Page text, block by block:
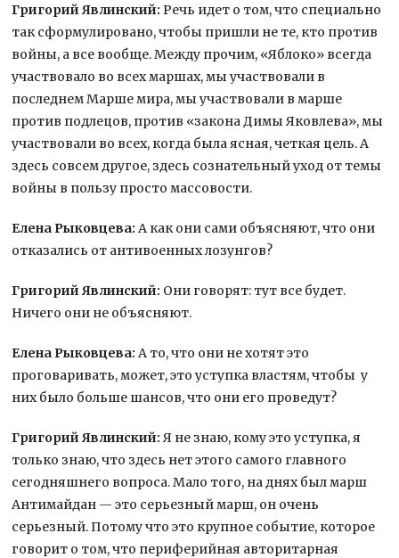
Григорий Явлинский:Речь идет о том, что специально
так сформулировано, чтобы пришли не те, кто против
войны, а все вообще. Между прочим, «Яблоко» всегда
участвовало во всех маршах, мы участвовали в
последнем Марше мира, мы участвовали в марше
против подлецов, против «закона Димы Яковлева», мы
участвовали во всех, когда была ясная, четкая цель. А
здесь совсем другое, здесь сознательный уход от темы
войны в пользу просто массовости.
Елена Рыковцева: А как они сами объясняют, что они
отказались от антивоенных лозунгов?
Григорий Явлинский: Они говорят: тут все будет.
Ничего они не объясняют.
Елена Рыковцева: А то, что они не хотят это
проговаривать, может, это уступка властям, чтобы у
них было больше шансов, что они его проведут?
Григорий Явлинский:Я не знаю, кому это уступка, я
только знаю, что здесь нет этого самого главного
сегодняшнего вопроса. Мало того, на днях был марш
Антимайдан — это серьезный марш, он очень
серьезный. Потому что это крупное событие, которое
говорит о том, что периферийная авторитарная